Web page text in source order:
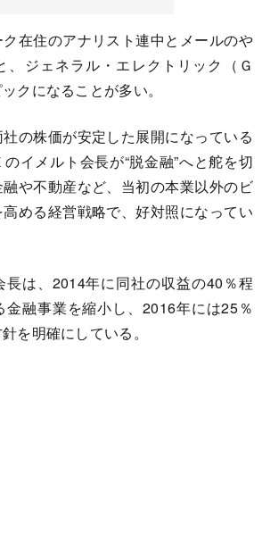
在住のアナリスト連中とメールのや
、ジェネラル・エレクトリック（Ｇ
クになることが多い。
の株価が安定した展開になっている
イメルト会長が“脱金融”へと舵を切
や不動産など、当初の本業以外のビ
める経営戦略で、好対照になってい
は、2014年に同社の収益の40％程
金融事業を縮小し、2016年には25％
を明確にしている。